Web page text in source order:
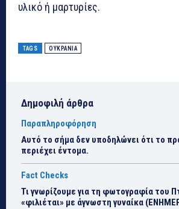
υλικό ή μαρτυρίες.
TAGS ΟΥΚΡΑΝΙΑ
Δημοφιλή άρθρα
Παραπληροφόρηση
Αυτό το σήμα δεν υποδηλώνει ότι το
περιέχει έντομα.
Fact Checks
Τι γνωρίζουμε για τη φωτογραφία του
«φιλιέται» με άγνωστη γυναίκα